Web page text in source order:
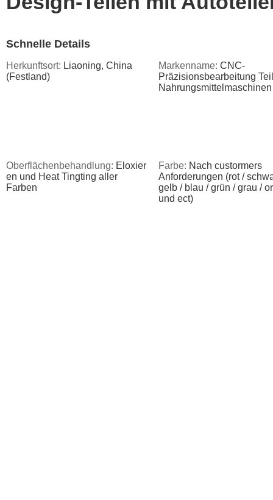
Schnelle Details
Herkunftsort: Liaoning, China
(Festland)
Markenname: CNC-
Präzisionsbearbeitung
Nahrungsmittelmaschinen
Oberflächenbehandlung: Eloxier
en und Heat Tingting aller
Farben
Farbe: Nach custormers
Anforderungen (rot /
gelb / blau / grün / grau /
und ect)